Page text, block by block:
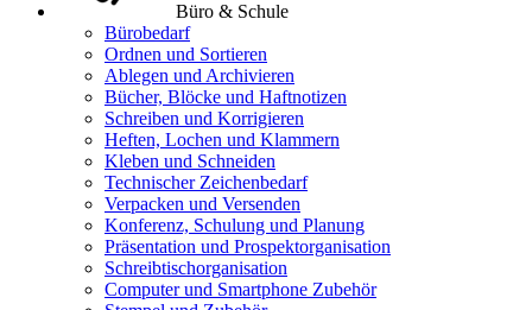
Büro & Schule
Bürobedarf
Ordnen und Sortieren
Ablegen und Archivieren
Bücher, Blöcke und Haftnotizen
Schreiben und Korrigieren
Heften, Lochen und Klammern
Kleben und Schneiden
Technischer Zeichenbedarf
Verpacken und Versenden
Konferenz, Schulung und Planung
Präsentation und Prospektorganisation
Schreibtischorganisation
Computer und Smartphone Zubehör